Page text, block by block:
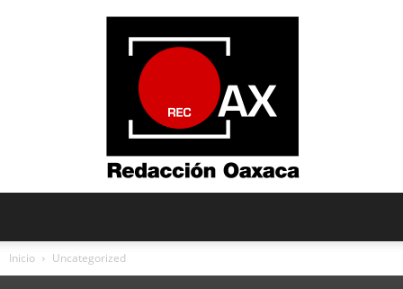
Inicio Uncategorized